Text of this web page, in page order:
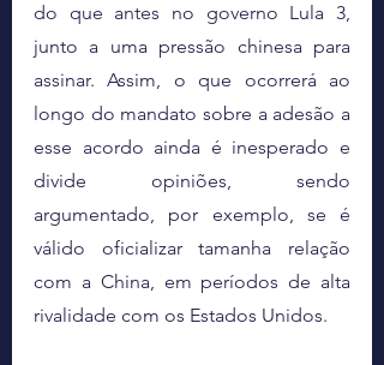
do que antes no governo Lula 3,
junto a uma pressão chinesa para
assinar. Assim, o que ocorrerá ao
longo do mandato sobre a adesão a
esse acordo ainda é inesperado e
divide opiniões, sendo
argumentado, por exemplo, se é
válido oficializar tamanha relação
com a China, em períodos de alta
rivalidade com os Estados Unidos.